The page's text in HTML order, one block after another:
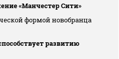
«Манчестер Сити»
формой новобранца
развитию